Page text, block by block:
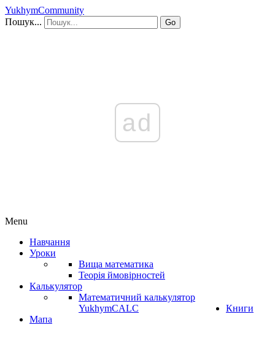
YukhymCommunity
Пошук...
Go
ad
Menu
Навчання
Уроки
Вища математика
Теорія ймовірностей
Калькулятор
Математичний калькулятор
YukhymCALC
Книги
Мапа